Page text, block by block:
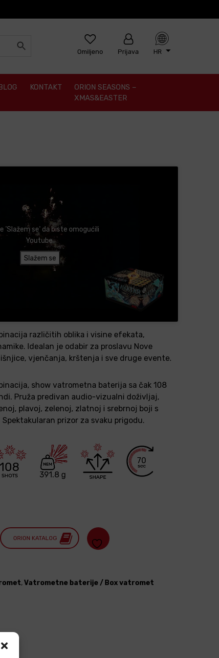
Omiljeno Prijava HR
KONTAKT
ORION SEASONS –
XMAS&EASTER
'Slažem se' da biste omogućili
Youtube
Slažem se
različitih oblika i visine efekata,
Idealan je odabir za proslavu Nove
vjenčanja, krštenja i sve druge evente.
show vatrometna baterija sa čak 108
Pruža predivan audio-vizualni doživljaj,
plavoj, zelenoj, zlatnoj i srebrnoj boji s
prizor za svaku prigodu.
108
391.8 g
70
ORION KATALOG
,Vatrometne baterije / Box vatromet